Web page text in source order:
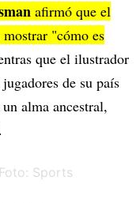
afirmó que el
"cómo es
que el ilustrador
de su país
alma ancestral,